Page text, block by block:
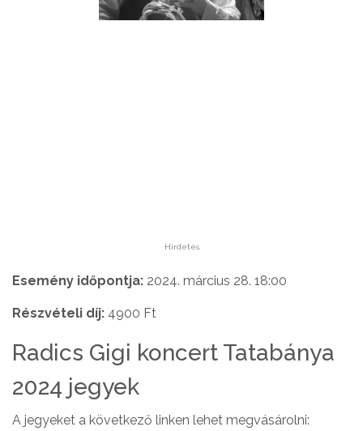
Hirdetés
Esemény időpontja: 2024. március 28. 18:00
Részvételi díj: 4900 Ft
Radics Gigi koncert Tatabánya
2024 jegyek
A jegyeket a következő linken lehet megvásárolni: